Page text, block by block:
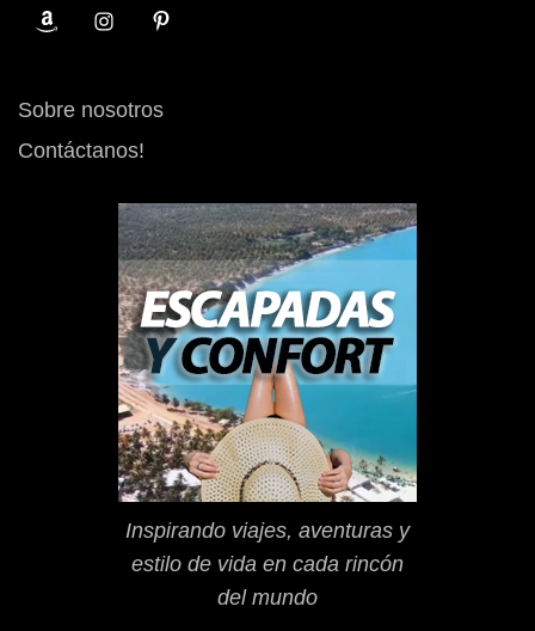
Sobre nosotros
Contáctanos!
Inspirando viajes, aventuras y
estilo de vida en cada rincón
del mundo